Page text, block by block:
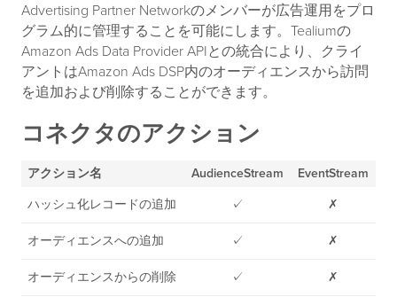
Advertising Partner Networkのメンバーが広告運用をプロ
グラム的に管理することを可能にします。Tealiumの
Amazon Ads Data Provider APIとの統合により、クライ
アントはAmazon Ads DSP内のオーディエンスから訪問
を追加および削除することができます。
コネクタのアクション
アクション名 AudienceStream EventStream
ハッシュ化レコードの追加 ✓ ✗
オーディエンスへの追加 ✓ ✗
オーディエンスからの削除 ✓ ✗